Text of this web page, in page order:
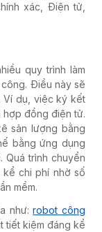
xác, Điện tử,
quy trình làm
Điều này sẽ
Ví dụ, việc ký kết
đồng điện tử.
sản lượng bằng
bằng ứng dụng
Quá trình chuyển
chi phí nhờ số
mềm.
như:robot công
tiết kiệm đáng kể